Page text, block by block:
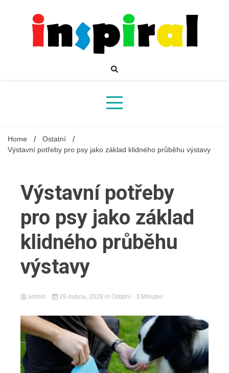
Inspiral
Inspirující mahazín plný novinek a zajímavostí
Home
Ostatní
Výstavní potřeby pro psy jako základ klidného průběhu výstavy
Výstavní potřeby
pro psy jako základ
klidného průběhu
výstavy
admin 29 dubna, 2026 in Ostatní - 3 Minutes